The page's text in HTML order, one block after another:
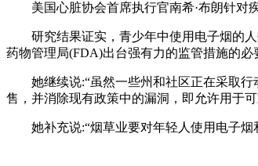
美国心脏协会首席执行官南希·布朗针对
研究结果证实，青少年中使用电子烟的
药物管理局(FDA)出台强有力的监管措施的
她继续说:“虽然一些州和社区正在采取
售，并消除现有政策中的漏洞，即允许用于
她补充说:“烟草业要对年轻人使用电子烟